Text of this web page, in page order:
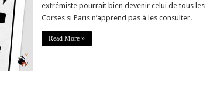
extrémiste pourrait bien devenir celui de tous les
Corses si Paris n’apprend pas à les consulter.
Read More »